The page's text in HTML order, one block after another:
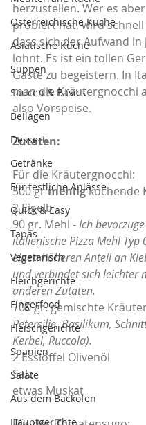
Österreichische Küche
Asiatische Küche
Suppen
Saucen & Basics
Beilagen
Dessert
Getränke
Für festliche Anlässe
Quick & Easy
Tapas
Vegetarisch
Fleichgerichte
Fingerfood
Fleischgerichte
Spanien
Salate
Aus dem Backofen
Hauptgerichte
herzustellen. Wer es
probiert hat, wird
dass sich der Aufwand in
lohnt. Es ist ein tollen
Gäste zu begeistern. In
man die Kräutergnocchi
also Vorspeise.
Zutaten:
Für die Kräutergnocchi:
500 gr mehlig kochende
2 Eigelb
90 gr. Mehl - Ich
italienische Pizza Mehl Typ
einen höheren Anteil an
und verbindet sich leichter
anderen Zutaten.
100 gr. gemischte
Petersilie, Basilikum,
Kerbel, Ruccola).
2 Esslöffel Olivenöl
Salz
etwas Muskat